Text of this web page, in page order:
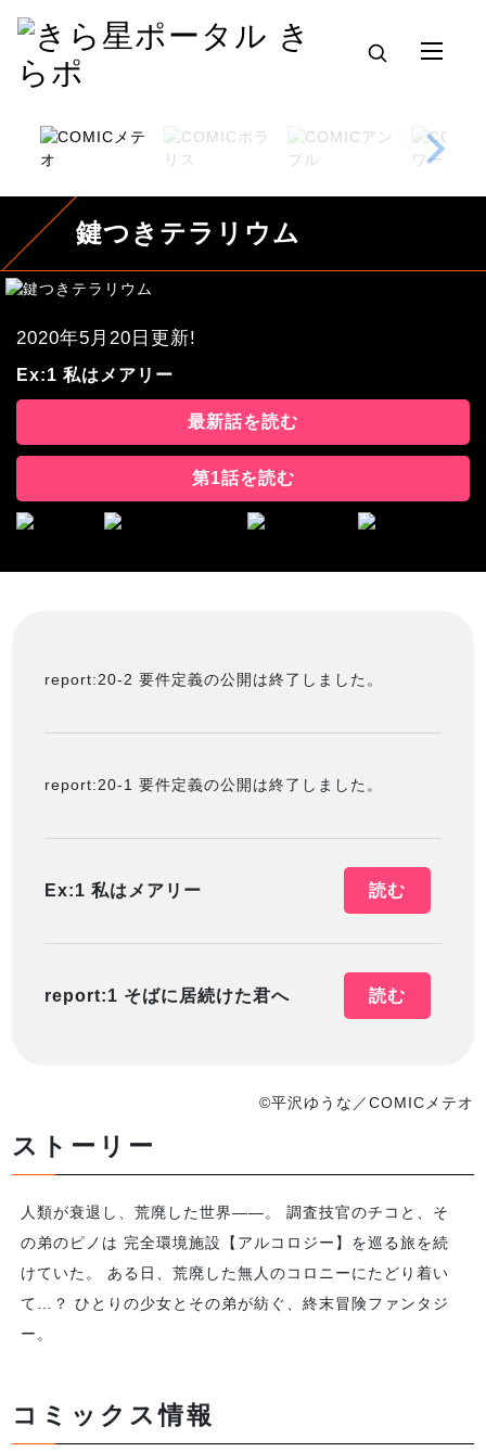
鍵つきテラリウム
2020年5月20日更新!
Ex:1 私はメアリー
最新話を読む
第1話を読む
report:20-2 要件定義の公開は終了しました。
report:20-1 要件定義の公開は終了しました。
Ex:1 私はメアリー 読む
report:1 そばに居続けた君へ 読む
©平沢ゆうな／COMICメテオ
ストーリー
人類が衰退し、荒廃した世界――。 調査技官のチコと、そ
の弟のピノは 完全環境施設【アルコロジー】を巡る旅を続
けていた。 ある日、荒廃した無人のコロニーにたどり着い
て…？ ひとりの少女とその弟が紡ぐ、終末冒険ファンタジ
ー。
コミックス情報